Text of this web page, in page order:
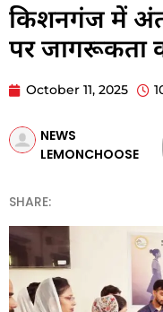
किशनगंज में
पर जागरूकता
October 11, 2025
NEWS
LEMONCHOOSE
SHARE: